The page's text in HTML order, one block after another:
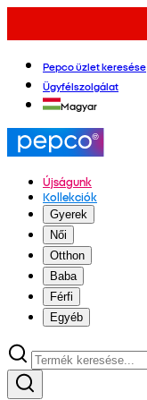
Pepco üzlet keresése
Ügyfélszolgálat
Magyar
Újságunk
Kollekciók
Gyerek
Női
Otthon
Baba
Férfi
Egyéb